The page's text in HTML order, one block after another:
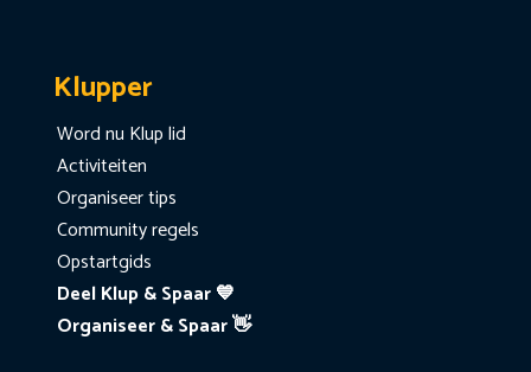
Klupper
Word nu Klup lid
Activiteiten
Organiseer tips
Community regels
Opstartgids
Deel Klup & Spaar 💙
Organiseer & Spaar 👋